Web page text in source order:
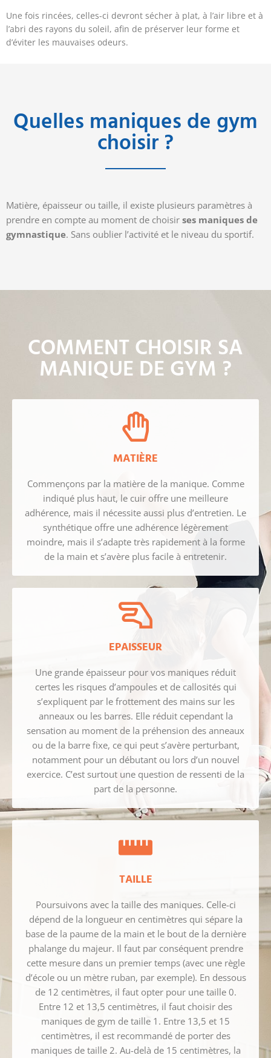
Une fois rincées, celles-ci devront sécher à plat, à l’air libre et à
l’abri des rayons du soleil, afin de préserver leur forme et
d’éviter les mauvaises odeurs.
Quelles maniques de gym
choisir ?
Matière, épaisseur ou taille, il existe plusieurs paramètres à
prendre en compte au moment de choisir ses maniques de
gymnastique. Sans oublier l’activité et le niveau du sportif.
COMMENT CHOISIR SA
MANIQUE DE GYM ?
MATIÈRE
Commençons par la matière de la manique. Comme
indiqué plus haut, le cuir offre une meilleure
adhérence, mais il nécessite aussi plus d’entretien. Le
synthétique offre une adhérence légèrement
moindre, mais il s’adapte très rapidement à la forme
de la main et s’avère plus facile à entretenir.
EPAISSEUR
Une grande épaisseur pour vos maniques réduit
certes les risques d’ampoules et de callosités qui
s’expliquent par le frottement des mains sur les
anneaux ou les barres. Elle réduit cependant la
sensation au moment de la préhension des anneaux
ou de la barre fixe, ce qui peut s’avère perturbant,
notamment pour un débutant ou lors d’un nouvel
exercice. C’est surtout une question de ressenti de la
part de la personne.
TAILLE
Poursuivons avec la taille des maniques. Celle-ci
dépend de la longueur en centimètres qui sépare la
base de la paume de la main et le bout de la dernière
phalange du majeur. Il faut par conséquent prendre
cette mesure dans un premier temps (avec une règle
d’école ou un mètre ruban, par exemple). En dessous
de 12 centimètres, il faut opter pour une taille 0.
Entre 12 et 13,5 centimètres, il faut choisir des
maniques de gym de taille 1. Entre 13,5 et 15
centimètres, il est recommandé de porter des
maniques de taille 2. Au-delà de 15 centimètres, la